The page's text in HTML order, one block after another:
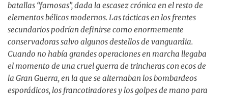
batallas “famosas”, dada la escasez crónica en el resto de
elementos bélicos modernos. Las tácticas en los frentes
secundarios podrían definirse como enormemente
conservadoras salvo algunos destellos de vanguardia.
Cuando no había grandes operaciones en marcha llegaba
el momento de una cruel guerra de trincheras con ecos de
la Gran Guerra, en la que se alternaban los bombardeos
esporádicos, los francotiradores y los golpes de mano para